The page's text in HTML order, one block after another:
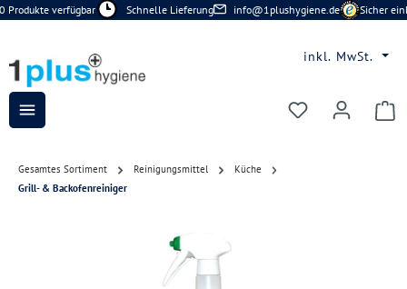
Zum Hauptinhalt springen
verfügbar Schnelle Lieferung info@1plushygiene.de Sicher
inkl. MwSt.
Du hast 0
Gesamtes Sortiment Reinigungsmittel
Küche
Grill- & Backofenreiniger
Bildergalerie überspringen